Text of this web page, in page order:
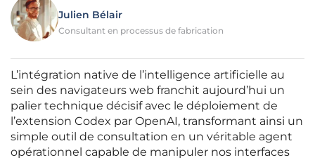
Julien Bélair
Consultant en processus de fabrication
L’intégration native de l’intelligence artificielle au
sein des navigateurs web franchit aujourd’hui un
palier technique décisif avec le déploiement de
l’extension Codex par OpenAI, transformant ainsi un
simple outil de consultation en un véritable agent
opérationnel capable de manipuler nos interfaces